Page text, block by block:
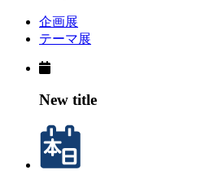
企画展
テーマ展
New title